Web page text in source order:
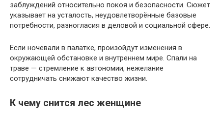
заблуждений относительно покоя и безопасности. Сюжет
указывает на усталость, неудовлетворённые базовые
потребности, разногласия в деловой и социальной сфере.
Если ночевали в палатке, произойдут изменения в
окружающей обстановке и внутреннем мире. Спали на
траве — стремление к автономии, нежелание
сотрудничать снижают качество жизни.
К чему снится лес женщине